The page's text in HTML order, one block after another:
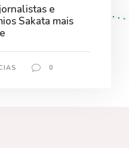
e
Sakata mais
0